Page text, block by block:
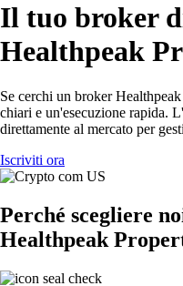
Il tuo broker
Healthpeak
Se cerchi un broker
chiari e un'esecuzione rapida.
direttamente al mercato per
Iscriviti ora
Perché scegliere
Healthpeak